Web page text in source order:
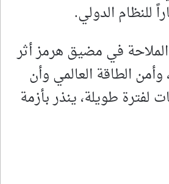
للنظام الدولي.
في مضيق هرمز أثر
وأمن الطاقة العالمي وأن
لفترة طويلة، ينذر بأزمة